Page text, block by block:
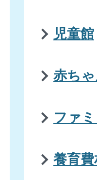
児童館
赤ち
ファ
養育